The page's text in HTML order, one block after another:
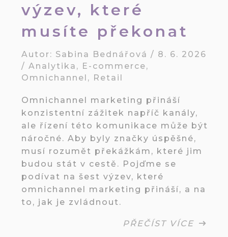
výzev, které
musíte překonat
Autor: Sabina Bednářová / 8. 6. 2026
/Analytika , E-commerce,
Omnichannel , Retail
Omnichannel marketing přináší
konzistentní zážitek napříč kanály,
ale řízení této komunikace může být
náročné. Aby byly značky úspěšné,
musí rozumět překážkám, které jim
budou stát v cestě. Pojďme se
podívat na šest výzev, které
omnichannel marketing přináší, a na
to, jak je zvládnout.
PŘEČÍST VÍCE